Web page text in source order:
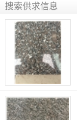
搜索供求信息